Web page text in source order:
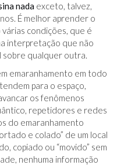
nada exceto, talvez,
É melhor aprender o
condições, que é
interpretação que não
sobre qualquer outra.
emaranhamento em todo
para o espaço,
os fenômenos
repetidores e redes
do emaranhamento
e colado” de um local
copiado ou “movido” sem
nenhuma informação